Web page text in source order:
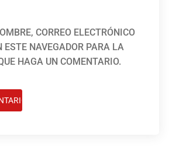
CORREO ELECTRÓNICO
ESTE NAVEGADOR PARA LA
HAGA UN COMENTARIO.